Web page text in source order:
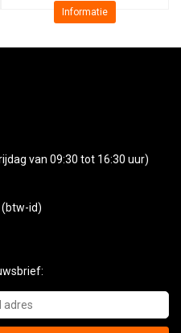
Informatie
van 09:30 tot 16:30 uur)
(btw-id)